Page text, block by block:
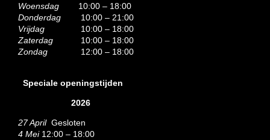
Woensdag
10:00 – 18:00
Donderdag
10:00 – 21:00
Vrijdag
10:00 – 18:00
Zaterdag
10:00 – 18:00
Zondag
12:00 – 18:00
Speciale openingstijden
2026
27 AprilGesloten
4 Mei12:00 – 18:00